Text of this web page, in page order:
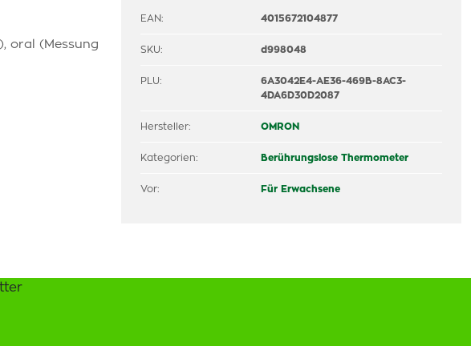
oral (Messung
EAN: 4015672104877
SKU: d998048
PLU:
6A3042E4-AE36-469B-8AC3-
4DA6D30D2087
Hersteller: OMRON
Kategorien: Berührungslose Thermometer
Vor: Für Erwachsene